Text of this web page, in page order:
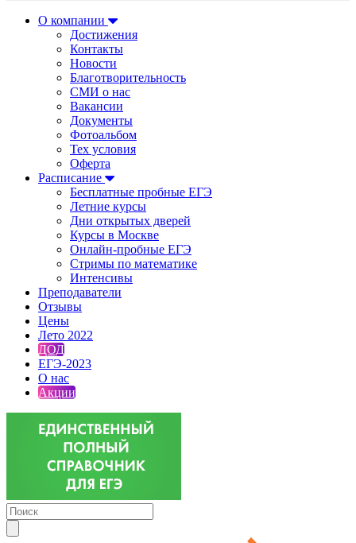
О компании
Достижения
Контакты
Новости
Благотворительность
СМИ о нас
Вакансии
Документы
Фотоальбом
Тех условия
Оферта
Расписание
Бесплатные пробные ЕГЭ
Летние курсы
Дни открытых дверей
Курсы в Москве
Онлайн-пробные ЕГЭ
Стримы по математике
Интенсивы
Преподаватели
Отзывы
Цены
Лето 2022
ДОД
ЕГЭ-2023
О нас
Акции